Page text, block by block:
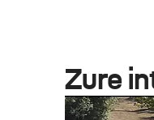
Zure